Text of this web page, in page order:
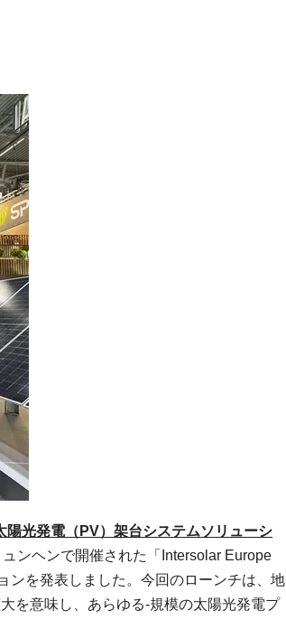
陽光発電（PV）架台システムソリューシ
ンヘンで開催された「Intersolar Europe
ンを発表しました。今回のローンチは、地
を意味し、あらゆる‑規模の太陽光発電プ